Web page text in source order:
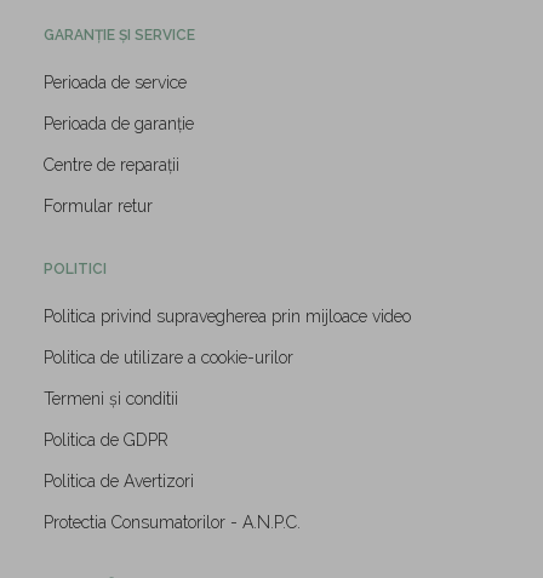
GARANȚIE ȘI SERVICE
Perioada de service
Perioada de garanție
Centre de reparații
Formular retur
POLITICI
Politica privind supravegherea prin mijloace video
Politica de utilizare a cookie-urilor
Termeni și conditii
Politica de GDPR
Politica de Avertizori
Protectia Consumatorilor - A.N.P.C.